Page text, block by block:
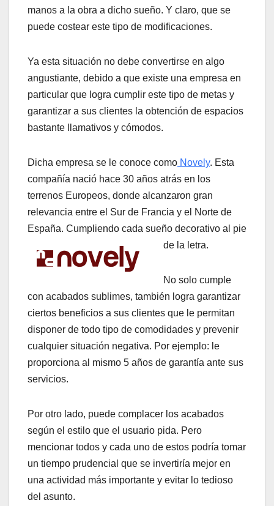
manos a la obra a dicho sueño. Y claro, que se
puede costear este tipo de modificaciones.
Ya esta situación no debe convertirse en algo
angustiante, debido a que existe una empresa en
particular que logra cumplir este tipo de metas y
garantizar a sus clientes la obtención de espacios
bastante llamativos y cómodos.
Dicha empresa se le conoce como Novely. Esta
compañía nació hace 30 años atrás en los
terrenos Europeos, donde alcanzaron gran
relevancia entre el Sur de Francia y el Norte de
España. Cumpliendo cada sueño decorativo al pie
de la letra.
No solo cumple
con acabados sublimes, también logra garantizar
ciertos beneficios a sus clientes que le permitan
disponer de todo tipo de comodidades y prevenir
cualquier situación negativa. Por ejemplo: le
proporciona al mismo 5 años de garantía ante sus
servicios.
Por otro lado, puede complacer los acabados
según el estilo que el usuario pida. Pero
mencionar todos y cada uno de estos podría tomar
un tiempo prudencial que se invertiría mejor en
una actividad más importante y evitar lo tedioso
del asunto.